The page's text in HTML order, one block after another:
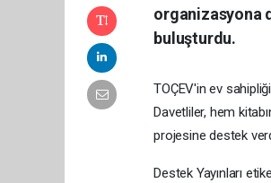
organizasyona
buluşturdu.
TOÇEV'in ev
Davetliler, hem
projesine destek
Destek Yayınları